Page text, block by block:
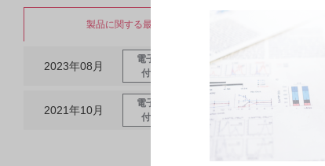
製品に関する最新のお知らせ
2023年08月
電子化された添
付文書改訂等
スマイラフ錠
2021年10月
電子化された添
付文書改訂等
スマイラフ錠